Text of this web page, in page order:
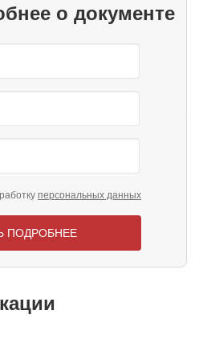
о документе
персональных данных
ПОДРОБНЕЕ